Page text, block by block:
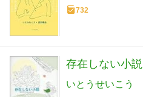
732
存在しない小説
いとうせいこう